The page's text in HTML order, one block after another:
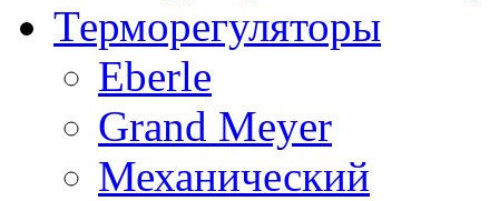
Терморегуляторы
Eberle
Grand Meyer
Механический